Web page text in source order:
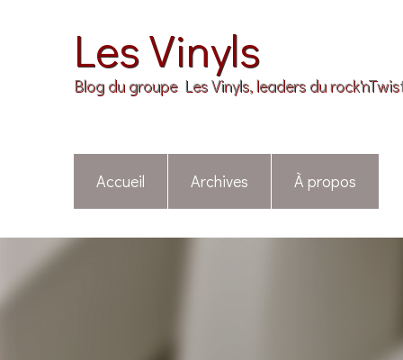
Les Vinyls
Blog du groupe Les Vinyls, leaders du
Accueil Archives À propos